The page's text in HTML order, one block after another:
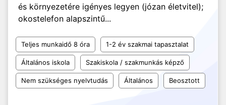
és környezetére igényes legyen (józan életvitel);
okostelefon alapszintű...
Teljes munkaidő 8 óra 1-2 év szakmai tapasztalat
Általános iskola Szakiskola / szakmunkás képző
Nem szükséges nyelvtudás Általános Beosztott